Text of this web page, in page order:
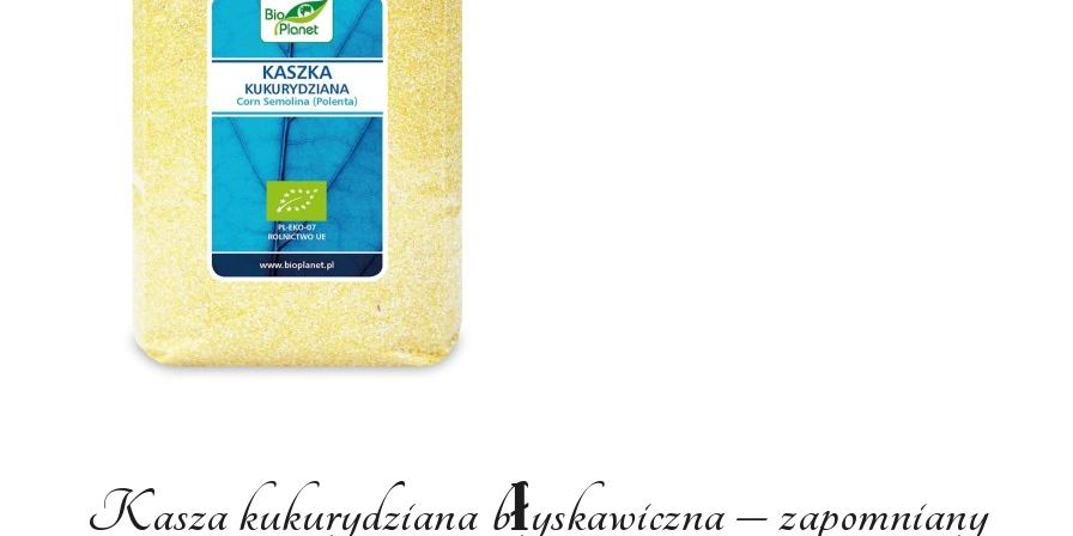
Kasza kukurydziana błyskawiczna – zapomniany